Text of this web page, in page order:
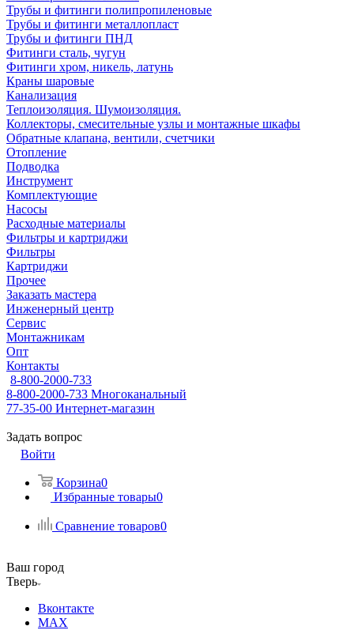
Трубы и фитинги полипропиленовые
Трубы и фитинги металлопласт
Трубы и фитинги ПНД
Фитинги сталь, чугун
Фитинги хром, никель, латунь
Краны шаровые
Канализация
Теплоизоляция. Шумоизоляция.
Коллекторы, смесительные узлы и монтажные шкафы
Обратные клапана, вентили, счетчики
Отопление
Подводка
Инструмент
Комплектующие
Насосы
Расходные материалы
Фильтры и картриджи
Фильтры
Картриджи
Прочее
Заказать мастера
Инженерный центр
Сервис
Монтажникам
Опт
Контакты
8-800-2000-733
8-800-2000-733 Многоканальный
77-35-00 Интернет-магазин
Задать вопрос
Войти
Корзина0
Избранные товары0
Сравнение товаров0
Ваш город
Тверь
Вконтакте
MAX